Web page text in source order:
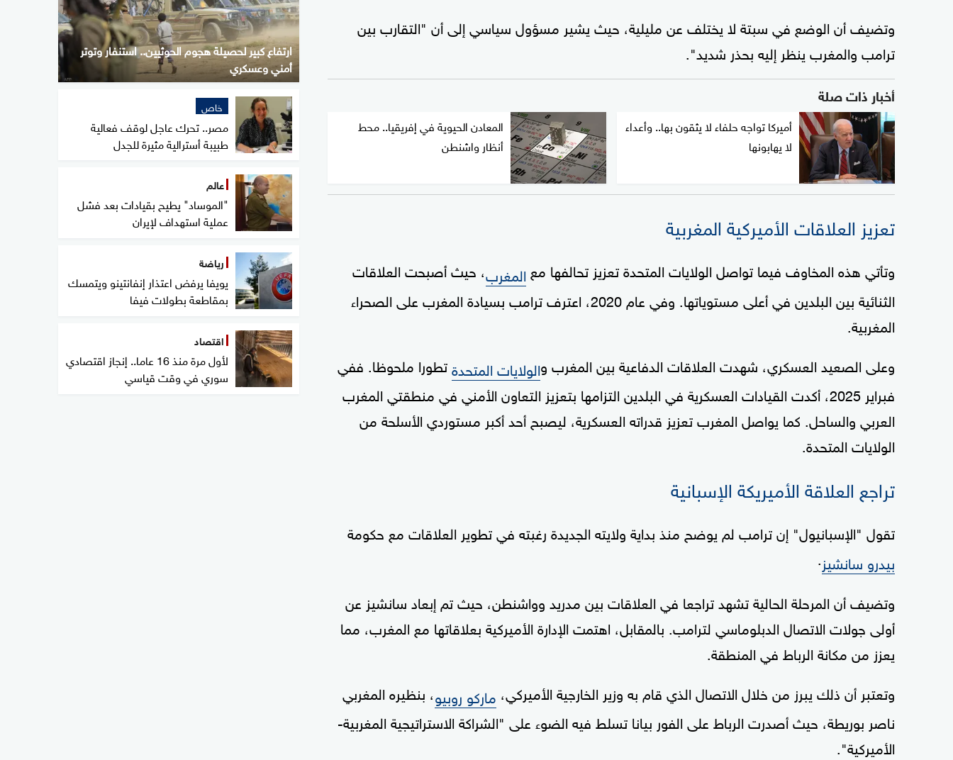
وتضيف أن الوضع في سبتة لا يختلف عن مليلية، حيث يشير مسؤول سياسي إلى أن "التقارب بين
ترامب والمغرب ينظر إليه بحذر شديد".
أخبار ذات صلة
أميركا تواجه حلفاء لا يثقون بها.. وأعداء
لا يهابونها
المعادن الحيوية في إفريقيا.. محط
أنظار واشنطن
تعزيز العلاقات الأميركية المغربية
وتأتي هذه المخاوف فيما تواصل الولايات المتحدة تعزيز تحالفها مع المغرب، حيث أصبحت العلاقات
الثنائية بين البلدين في أعلى مستوياتها. وفي عام 2020، اعترف ترامب بسيادة المغرب على الصحراء
المغربية.
وعلى الصعيد العسكري، شهدت العلاقات الدفاعية بين المغرب والولايات المتحدةتطورا ملحوظا. ففي
فبراير 2025، أكدت القيادات العسكرية في البلدين التزامها بتعزيز التعاون الأمني في منطقتي المغرب
العربي والساحل. كما يواصل المغرب تعزيز قدراته العسكرية، ليصبح أحد أكبر مستوردي الأسلحة من
الولايات المتحدة.
تراجع العلاقة الأميريكة الإسبانية
تقول "الإسبانيول" إن ترامب لم يوضح منذ بداية ولايته الجديدة رغبته في تطوير العلاقات مع حكومة
بيدرو سانشيز.
وتضيف أن المرحلة الحالية تشهد تراجعا في العلاقات بين مدريد وواشنطن، حيث تم إبعاد سانشيز عن
أولى جولات الاتصال الدبلوماسي لترامب. بالمقابل، اهتمت الإدارة الأميركية بعلاقاتها مع المغرب، مما
يعزز من مكانة الرباط في المنطقة.
وتعتبر أن ذلك يبرز من خلال الاتصال الذي قام به وزير الخارجية الأميركي، ماركو روبيو، بنظيره المغربي
ناصر بوريطة، حيث أصدرت الرباط على الفور بيانا تسلط فيه الضوء على "الشراكة الاستراتيجية المغربية-
الأميركية".
ارتفاع كبير لحصيلة هجوم الحوثيين.. استنفار وتوتر
أمني وعسكري
خاص
مصر.. تحرك عاجل لوقف فعالية
طبيبة أسترالية مثيرة للجدل
عالم
"الموساد" يطيح بقيادات بعد فشل
عملية استهداف لإيران
رياضة
يويفا يرفض اعتذار إنفانتينو ويتمسك
بمقاطعة بطولات فيفا
اقتصاد
لأول مرة منذ 16 عاما.. إنجاز اقتصادي
سوري في وقت قياسي